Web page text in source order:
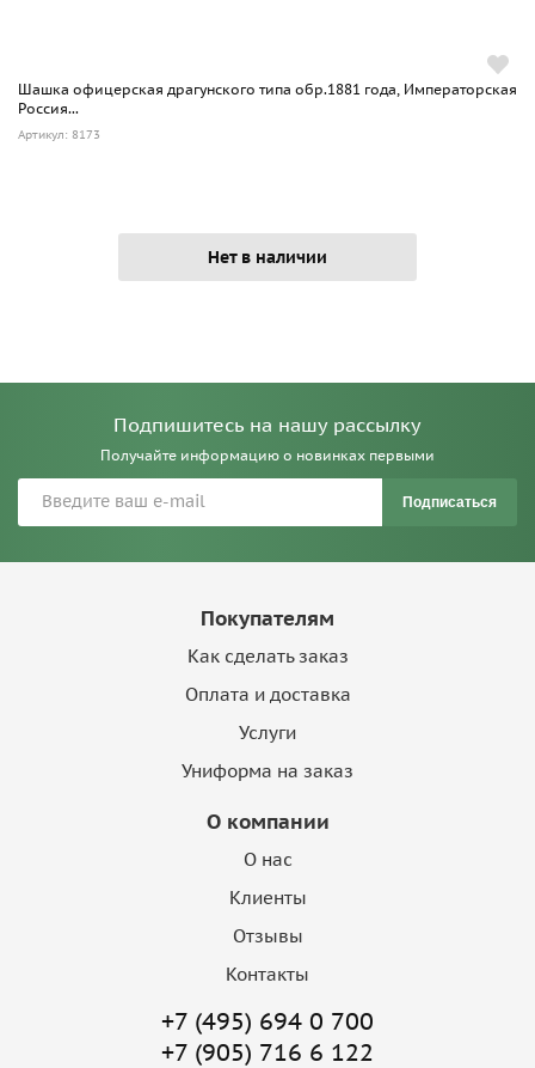
Шашка офицерская драгунского типа обр.1881 года, Императорская
Россия...
Артикул: 8173
Нет в наличии
Подпишитесь на нашу рассылку
Получайте информацию о новинках первыми
Подписаться
Покупателям
Как сделать заказ
Оплата и доставка
Услуги
Униформа на заказ
О компании
О нас
Клиенты
Отзывы
Контакты
+7 (495) 694 0 700
+7 (905) 716 6 122